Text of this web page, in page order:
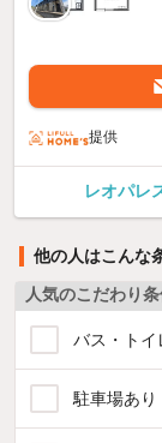
提供
レオパレ
他の人はこんな
人気のこだわり
バス・トイ
駐車場あり